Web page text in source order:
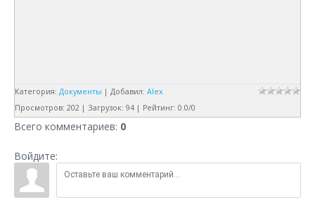
Категория: Документы | Добавил: Alex
Просмотров: 202 | Загрузок: 94 | Рейтинг: 0.0/0
Всего комментариев: 0
Войдите: